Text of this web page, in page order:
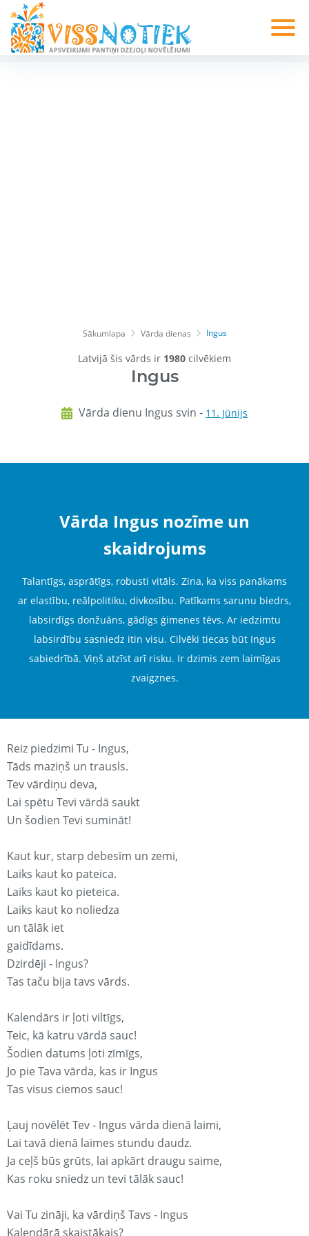
Sākumlapa Vārda dienas Ingus
Latvijā šis vārds ir 1980 cilvēkiem
Ingus
Vārda dienu Ingus svin - 11. Jūnijs
Vārda Ingus nozīme un
skaidrojums
Talantīgs, asprātīgs, robusti vitāls. Zina, ka viss panākams
ar elastību, reālpolitiku, divkosību. Patīkams sarunu biedrs,
labsirdīgs donžuāns, gādīgs ģimenes tēvs. Ar iedzimtu
labsirdību sasniedz itin visu. Cilvēki tiecas būt Ingus
sabiedrībā. Viņš atzīst arī risku. Ir dzimis zem laimīgas
zvaigznes.
Reiz piedzimi Tu - Ingus,
Tāds maziņš un trausls.
Tev vārdiņu deva,
Lai spētu Tevi vārdā saukt
Un šodien Tevi sumināt!
Kaut kur, starp debesīm un zemi,
Laiks kaut ko pateica.
Laiks kaut ko pieteica.
Laiks kaut ko noliedza
un tālāk iet
gaidīdams.
Dzirdēji - Ingus?
Tas taču bija tavs vārds.
Kalendārs ir ļoti viltīgs,
Teic, kā katru vārdā sauc!
Šodien datums ļoti zīmīgs,
Jo pie Tava vārda, kas ir Ingus
Tas visus ciemos sauc!
Ļauj novēlēt Tev - Ingus vārda dienā laimi,
Lai tavā dienā laimes stundu daudz.
Ja ceļš būs grūts, lai apkārt draugu saime,
Kas roku sniedz un tevi tālāk sauc!
Vai Tu zināji, ka vārdiņš Tavs - Ingus
Kalendārā skaistākais?